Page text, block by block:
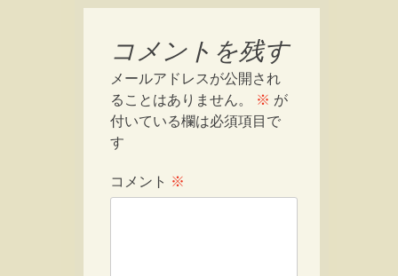
コメントを残す
メールアドレスが公開され
ることはありません。
※ が
付いている欄は必須項目で
す
コメント ※